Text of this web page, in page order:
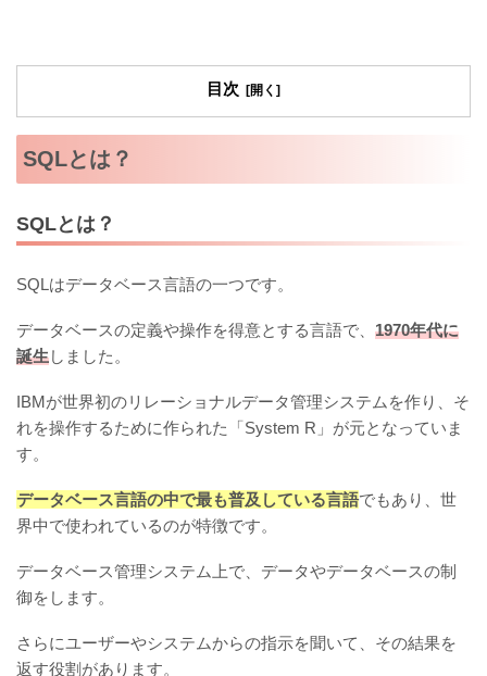
目次
SQLとは？
SQLとは？
SQLはデータベース言語の一つです。
データベースの定義や操作を得意とする言語で、 1970年代に
誕生しました。
IBMが世界初のリレーショナルデータ管理システムを作り、そ
れを操作するために作られた「System R」が元となっていま
す。
データベース言語の中で最も普及している言語でもあり、世
界中で使われているのが特徴です。
データベース管理システム上で、データやデータベースの制
御をします。
さらにユーザーやシステムからの指示を聞いて、その結果を
返す役割があります。